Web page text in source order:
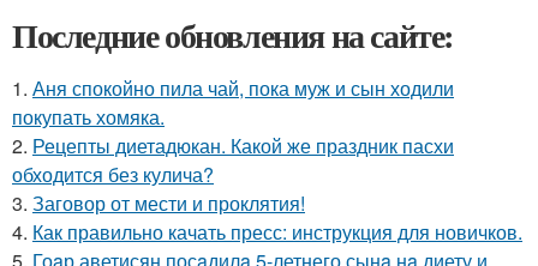
Последние обновления на сайте:
1. Аня спокойно пила чай, пока муж и сын ходили
покупать хомяка.
2. Рецепты диетадюкан. Какой же праздник пасхи
обходится без кулича?
3. Заговор от мести и проклятия!
4. Как правильно качать пресс: инструкция для новичков.